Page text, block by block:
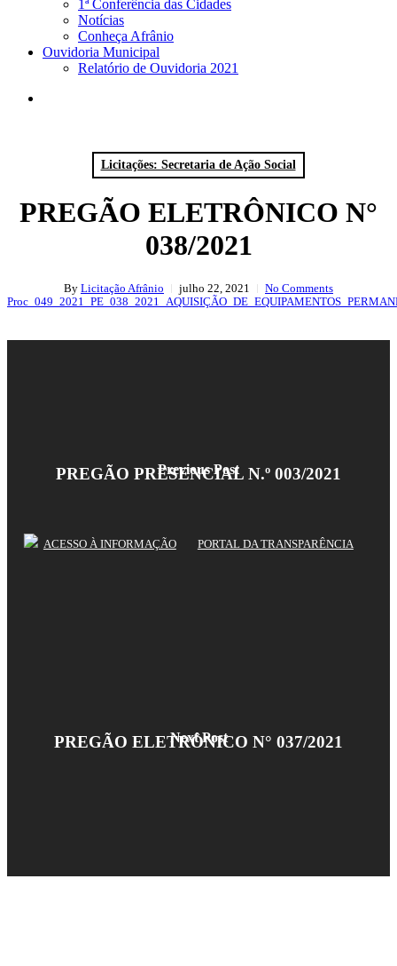
ACESSO À INFORMAÇÃO PORTAL DA TRANSPARÊNCIA
1ª Conferência das Cidades
Notícias
Conheça Afrânio
Ouvidoria Municipal
Relatório de Ouvidoria 2021
Licitações: Secretaria de Ação Social
PREGÃO ELETRÔNICO N°
038/2021
By Licitação Afrânio julho 22, 2021 No Comments
Previous Post
PREGÃO PRESENCIAL N.º 003/2021
Next Post
PREGÃO ELETRÔNICO N° 037/2021